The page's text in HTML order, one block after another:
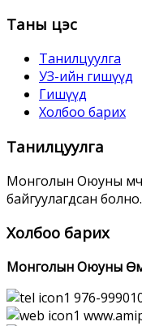
Таны цэс
Танилцуулга
УЗ-ийн гишүүд
Гишүүд
Холбоо барих
Танилцуулга
Монголын Оюуны
байгуулагдсан
Холбоо барих
Монголын Оюуны
976-